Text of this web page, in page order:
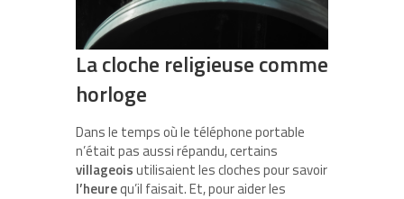
La cloche religieuse comme
horloge
Dans le temps où le téléphone portable
n’était pas aussi répandu, certains
villageoisutilisaient les cloches pour savoir
l’heurequ’il faisait. Et, pour aider les